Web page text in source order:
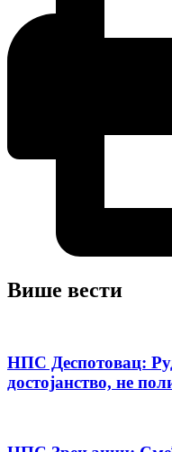
Више вести
НПС Деспотовац:
достојанство, не